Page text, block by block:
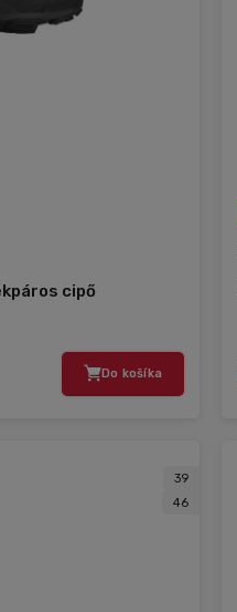
cipő
Do košíka
39
46